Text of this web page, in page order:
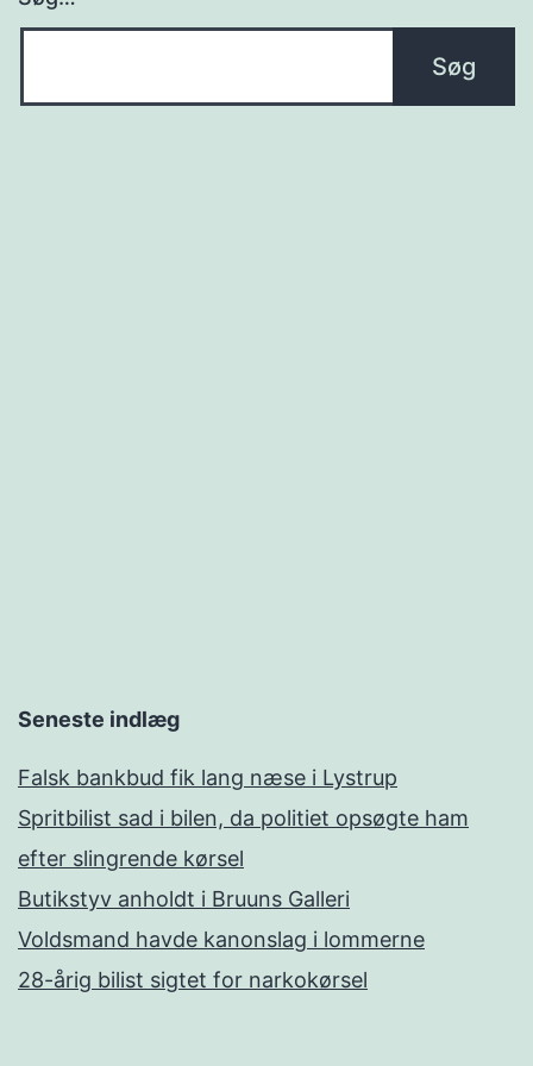
Seneste indlæg
Falsk bankbud fik lang næse i Lystrup
Spritbilist sad i bilen, da politiet opsøgte ham
efter slingrende kørsel
Butikstyv anholdt i Bruuns Galleri
Voldsmand havde kanonslag i lommerne
28-årig bilist sigtet for narkokørsel